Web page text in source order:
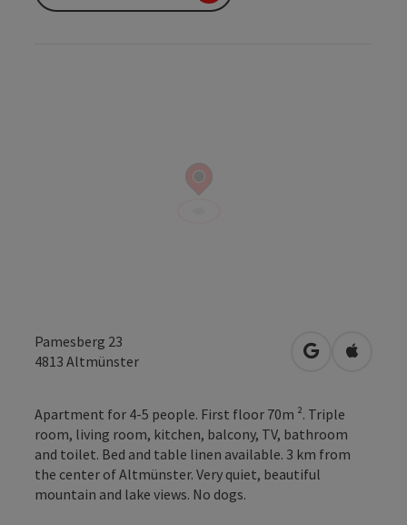
Pamesberg 23
4813 Altmünster open inOpen in
Apartment for 4-5 people. First floor 70m ². Triple
room, living room, kitchen, balcony, TV, bathroom
and toilet. Bed and table linen available. 3 km from
the center of Altmünster. Very quiet, beautiful
mountain and lake views. No dogs.